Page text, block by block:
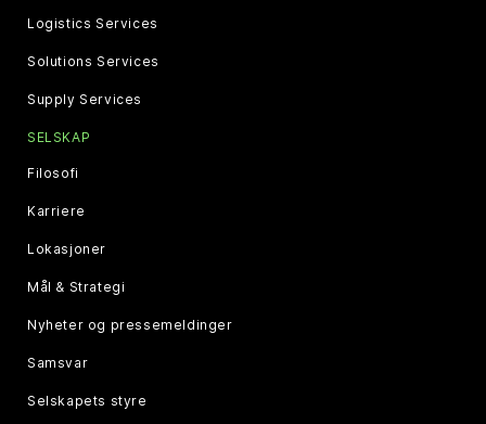
Logistics Services
Solutions Services
Supply Services
SELSKAP
Filosofi
Karriere
Lokasjoner
Mål & Strategi
Nyheter og pressemeldinger
Samsvar
Selskapets styre